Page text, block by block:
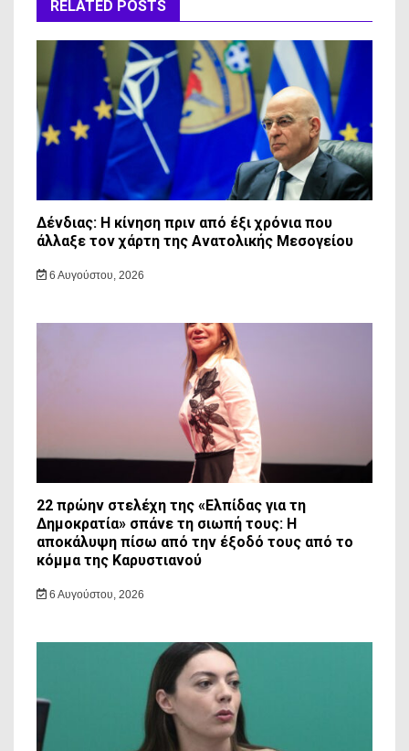
RELATED POSTS
Δένδιας: Η κίνηση πριν από έξι χρόνια που
άλλαξε τον χάρτη της Ανατολικής Μεσογείου
6 Αυγούστου, 2026
22 πρώην στελέχη της «Ελπίδας για τη
Δημοκρατία» σπάνε τη σιωπή τους: Η
αποκάλυψη πίσω από την έξοδό τους από το
κόμμα της Καρυστιανού
6 Αυγούστου, 2026